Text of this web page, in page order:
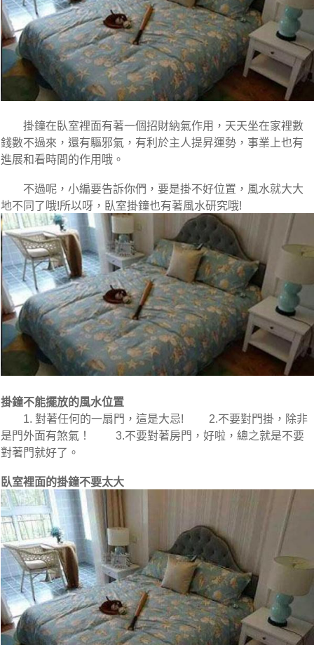
掛鐘在臥室裡面有著一個招財納氣作用，天天坐在家裡數
錢數不過來，還有驅邪氣，有利於主人提昇運勢，事業上也有
進展和看時間的作用哦。
不過呢，小編要告訴你們，要是掛不好位置，風水就大大
地不同了哦!所以呀，臥室掛鐘也有著風水研究哦!
掛鐘不能擺放的風水位置
1. 對著任何的一扇門，這是大忌! 2.不要對門掛，除非
是門外面有煞氣！ 3.不要對著房門，好啦，總之就是不要
對著門就好了。
臥室裡面的掛鐘不要太大